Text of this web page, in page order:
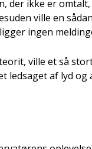
der ikke er
vil­le en
ingen
vil­le et så
ledsa­get af lyd